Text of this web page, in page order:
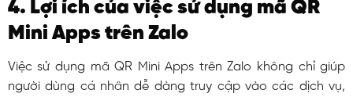
4. Lợi ích của việc sử dụng mã QR
Mini Apps trên Zalo
Việc sử dụng mã QR Mini Apps trên Zalo không chỉ giúp
người dùng cá nhân dễ dàng truy cập vào các dịch vụ,